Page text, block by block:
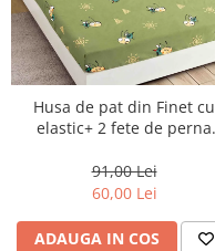
Husa de pat din Finet cu
elastic+ 2 fete de perna
91,00 Lei
60,00 Lei
ADAUGA IN COS